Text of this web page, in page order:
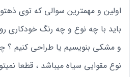
اولین و مهمترین سوالی که توی
باید با چه نوع و چه رنگ خودکاری
و مشکی بنویسیم یا طراحی کنیم ؟
نوع مقوایی سیاه میباشد ، قطعا